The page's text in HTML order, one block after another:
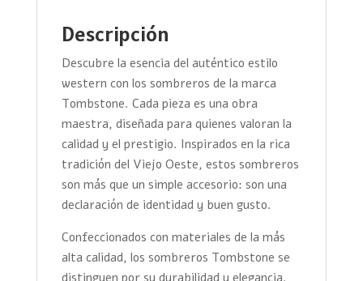
Descripción
Descubre la esencia del auténtico estilo
western con los sombreros de la marca
Tombstone. Cada pieza es una obra
maestra, diseñada para quienes valoran la
calidad y el prestigio. Inspirados en la rica
tradición del Viejo Oeste, estos sombreros
son más que un simple accesorio: son una
declaración de identidad y buen gusto.
Confeccionados con materiales de la más
alta calidad, los sombreros Tombstone se
distinguen por su durabilidad y elegancia.